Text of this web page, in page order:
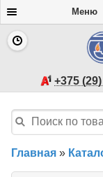
Меню
+375
Главная »